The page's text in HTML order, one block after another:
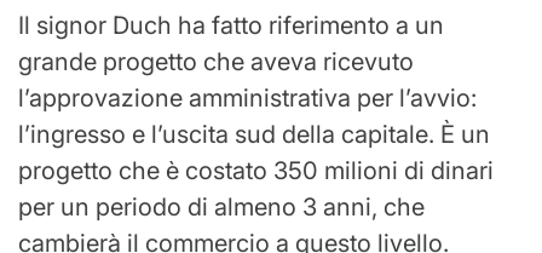
Il signor Duch ha fatto riferimento a un
grande progetto che aveva ricevuto
l’approvazione amministrativa per l’avvio:
l’ingresso e l’uscita sud della capitale. È un
progetto che è costato 350 milioni di dinari
per un periodo di almeno 3 anni, che
cambierà il commercio a questo livello.